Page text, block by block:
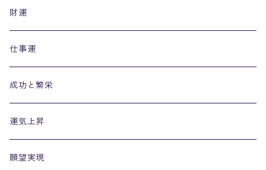
財運
仕事運
成功と繁栄
運気上昇
願望実現